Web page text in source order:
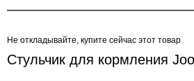
Не откладывайте, купите сейчас этот товар
Стульчик для кормления